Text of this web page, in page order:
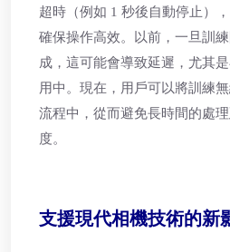
超時（例如 1 秒後自動停止）
確保操作高效。以前，一旦訓
成，這可能會導致延遲，尤其
用中。現在，用戶可以將訓練
流程中，從而避免長時間的處
度。
支援現代相機技術的新